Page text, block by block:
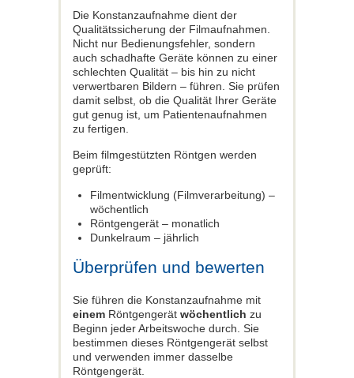
Die Konstanzaufnahme dient der
Qualitätssicherung der Filmaufnahmen.
Nicht nur Bedienungsfehler, sondern
auch schadhafte Geräte können zu einer
schlechten Qualität – bis hin zu nicht
verwertbaren Bildern – führen. Sie prüfen
damit selbst, ob die Qualität Ihrer Geräte
gut genug ist, um Patientenaufnahmen
zu fertigen.
Beim filmgestützten Röntgen werden
geprüft:
Filmentwicklung (Filmverarbeitung) –
wöchentlich
Röntgengerät – monatlich
Dunkelraum – jährlich
Überprüfen und bewerten
Sie führen die Konstanzaufnahme mit
einem Röntgengerät wöchentlich zu
Beginn jeder Arbeitswoche durch. Sie
bestimmen dieses Röntgengerät selbst
und verwenden immer dasselbe
Röntgengerät.